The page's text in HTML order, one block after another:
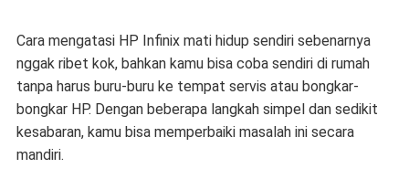
Cara mengatasi HP Infinix mati hidup sendirisebenarnya
nggak ribet kok, bahkan kamu bisa coba sendiri di rumah
tanpa harus buru-buru ke tempat servis atau bongkar-
bongkar HP. Dengan beberapa langkah simpel dan sedikit
kesabaran, kamu bisa memperbaiki masalah ini secara
mandiri.